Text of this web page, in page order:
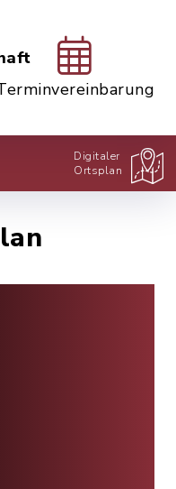
Digitaler
Ortsplan